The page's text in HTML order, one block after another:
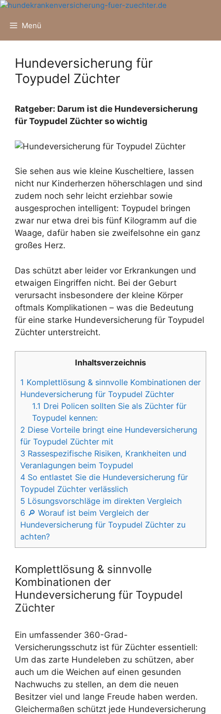
Zum
springen
Menü
Hundeversicherung für
Toypudel Züchter
Ratgeber: Darum ist die Hundeversicherung
für Toypudel Züchter so wichtig
Sie sehen aus wie kleine Kuscheltiere, lassen
nicht nur Kinderherzen höherschlagen und sind
zudem noch sehr leicht erziehbar sowie
ausgesprochen intelligent: Toypudel bringen
zwar nur etwa drei bis fünf Kilogramm auf die
Waage, dafür haben sie zweifelsohne ein ganz
großes Herz.
Das schützt aber leider vor Erkrankungen und
etwaigen Eingriffen nicht. Bei der Geburt
verursacht insbesondere der kleine Körper
oftmals Komplikationen – was die Bedeutung
für eine starke Hundeversicherung für Toypudel
Züchter unterstreicht.
Inhaltsverzeichnis
1 Komplettlösung & sinnvolle Kombinationen der
Hundeversicherung für Toypudel Züchter
1.1 Drei Policen sollten Sie als Züchter für
Toypudel kennen:
2 Diese Vorteile bringt eine Hundeversicherung
für Toypudel Züchter mit
3 Rassespezifische Risiken, Krankheiten und
Veranlagungen beim Toypudel
4 So entlastet Sie die Hundeversicherung für
Toypudel Züchter verlässlich
5 Lösungsvorschläge im direkten Vergleich
6 🔎 Worauf ist beim Vergleich der
Hundeversicherung für Toypudel Züchter zu
achten?
Komplettlösung & sinnvolle
Kombinationen der
Hundeversicherung für Toypudel
Züchter
Ein umfassender 360-Grad-
Versicherungsschutz ist für Züchter essentiell:
Um das zarte Hundeleben zu schützen, aber
auch um die Weichen auf einen gesunden
Nachwuchs zu stellen, an dem die neuen
Besitzer viel und lange Freude haben werden.
Gleichermaßen schützt jede Hundeversicherung